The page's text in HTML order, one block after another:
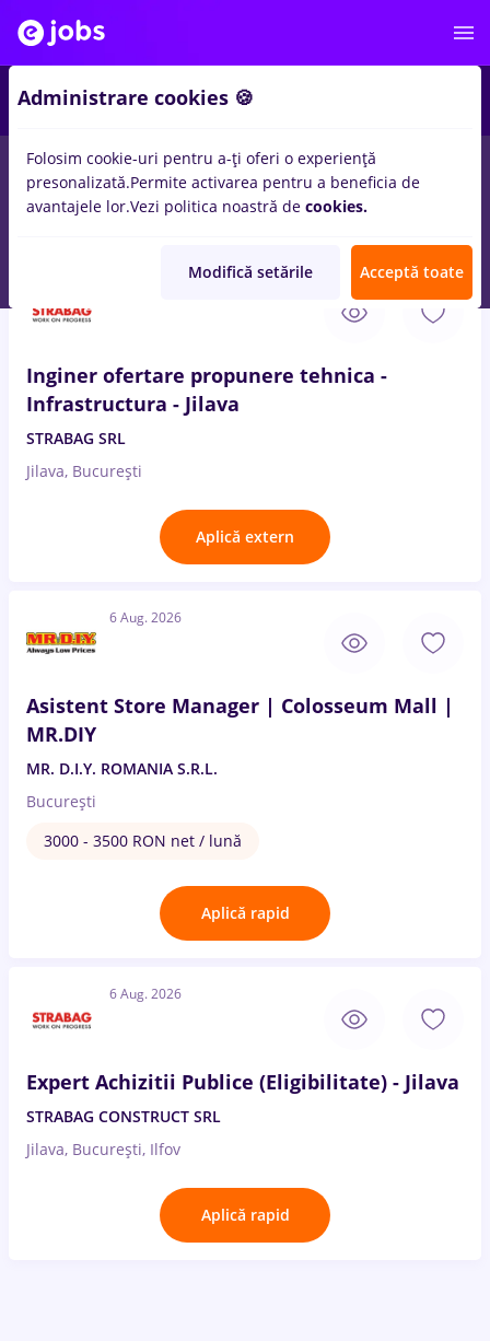
Salarii Remote (de acasă) București Cluj-
Inginer ofertare propunere tehnica -
Infrastructura - Jilava
STRABAG SRL
Jilava, București
Aplică extern
6 Aug. 2026
Asistent Store Manager | Colosseum Mall |
MR.DIY
MR. D.I.Y. ROMANIA S.R.L.
București
3000 - 3500 RON net / lună
Aplică rapid
6 Aug. 2026
Expert Achizitii Publice (Eligibilitate) - Jilava
STRABAG CONSTRUCT SRL
Jilava, București, Ilfov
Aplică rapid
Administrare cookies 🍪
Folosim cookie-uri pentru a-ți oferi o experiență
presonalizată.Permite activarea pentru a beneficia de
avantajele lor.Vezi politica noastră de cookies.
Modifică setările Acceptă toate